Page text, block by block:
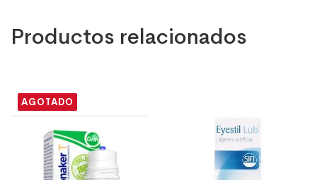
Productos relacionados
AGOTADO